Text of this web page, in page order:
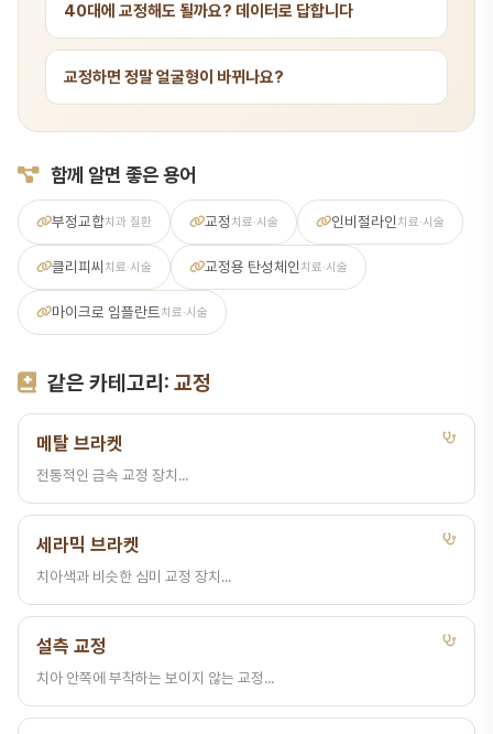
40대에 교정해도 될까요? 데이터로 답합니다
교정하면 정말 얼굴형이 바뀌나요?
함께 알면 좋은 용어
부정교합치과 질환 교정 치료·시술 인비절라인 치료·시술
클리피씨 치료·시술 교정용 탄성체인 치료·시술
마이크로 임플란트 치료·시술
같은 카테고리: 교정
메탈 브라켓
전통적인 금속 교정 장치...
세라믹 브라켓
치아색과 비슷한 심미 교정 장치...
설측 교정
치아 안쪽에 부착하는 보이지 않는 교정...